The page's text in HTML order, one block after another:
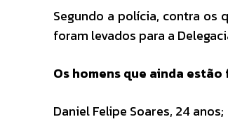
Segundo a polícia, contra os
foram levados para a
Os homens que ainda
Daniel Felipe Soares, 24 anos;